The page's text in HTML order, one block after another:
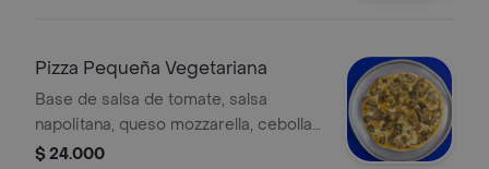
Pizza Pequeña Vegetariana
Base de salsa de tomate, salsa
napolitana, queso mozzarella, cebolla,
pimentón, aceitunas y champiñones, 6
$ 24.000